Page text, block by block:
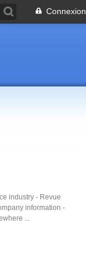
Connexion
industry - Revue
information -
...